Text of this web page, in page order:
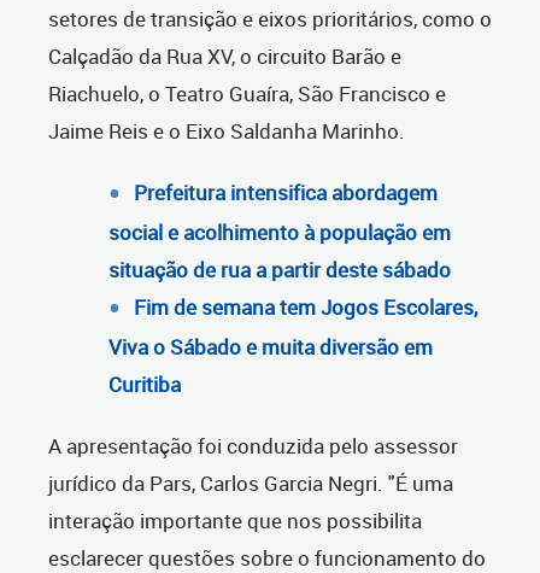
setores de transição e eixos prioritários, como o
Calçadão da Rua XV, o circuito Barão e
Riachuelo, o Teatro Guaíra, São Francisco e
Jaime Reis e o Eixo Saldanha Marinho.
Prefeitura intensifica abordagem
social e acolhimento à população em
situação de rua a partir deste sábado
Fim de semana tem Jogos Escolares,
Viva o Sábado e muita diversão em
Curitiba
A apresentação foi conduzida pelo assessor
jurídico da Pars, Carlos Garcia Negri. "É uma
interação importante que nos possibilita
esclarecer questões sobre o funcionamento do